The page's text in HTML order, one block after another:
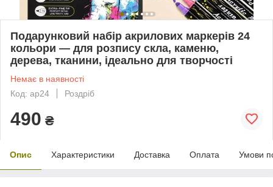
Подарунковий набір акрилових маркерів 24
кольори — для розпису скла, каменю,
дерева, тканини, ідеально для творчості
Немає в наявності
Код: ap24
Роздріб
490 ₴
Опис Характеристики Доставка Оплата Умови